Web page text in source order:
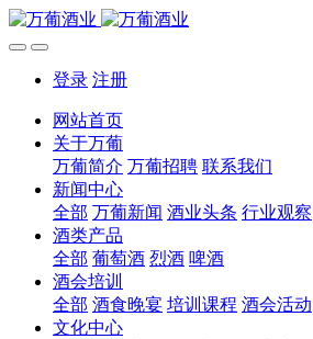
登录 注册
网站首页
关于万葡
万葡简介 万葡招聘 联系我们
新闻中心
全部 万葡新闻 酒业头条 行业观察
酒类产品
全部 葡萄酒 烈酒 啤酒
酒会培训
全部 酒食晚宴 培训课程 酒会活动
文化中心